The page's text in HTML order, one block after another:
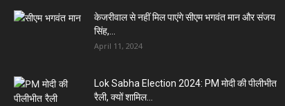
केजरीवाल से नहीं मिल पाएंगे सीएम भगवंत मान और संजय
सिंह,...
April 11, 2024
Lok Sabha Election 2024: PM मोदी की पीलीभीत
रैली, क्यों शामिल...